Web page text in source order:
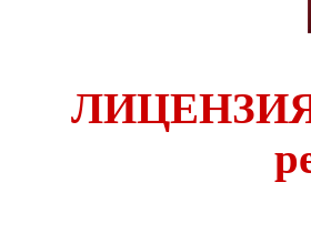
ЛИЦЕНЗИЯ!